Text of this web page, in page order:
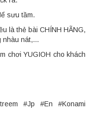
sưu tầm.
là thẻ bài CHÍNH HÃNG,
nhàu nát,...
chơi YUGIOH cho khách
#Jp #En #Konami